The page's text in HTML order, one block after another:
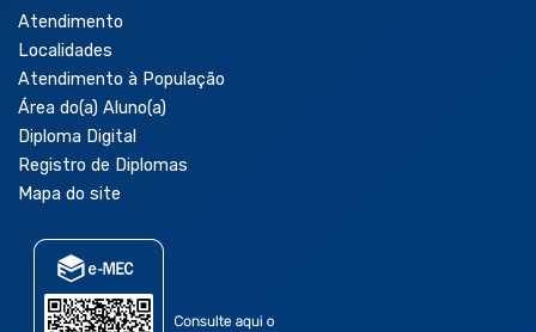
Atendimento
Localidades
Atendimento à População
Área do(a) Aluno(a)
Diploma Digital
Registro de Diplomas
Mapa do site